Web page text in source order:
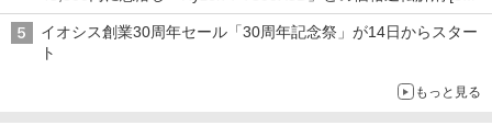
前半のCPU価格]
イオシス創業30周年セール「30周年記念祭」が14日からスター
ト
もっと見る